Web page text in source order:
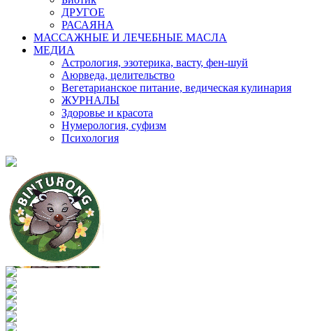
ДРУГОЕ
РАСАЯНА
МАССАЖНЫЕ И ЛЕЧЕБНЫЕ МАСЛА
МЕДИА
Астрология, эзотерика, васту, фен-шуй
Аюрведа, целительство
Вегетарианское питание, ведическая кулинария
ЖУРНАЛЫ
Здоровье и красота
Нумерология, суфизм
Психология